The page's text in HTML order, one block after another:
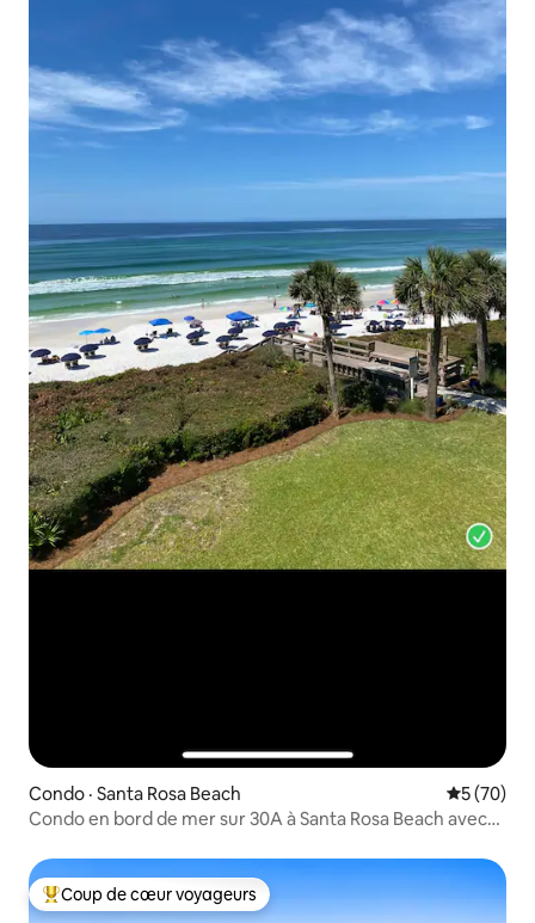
Condo · Santa Rosa Beach Note
5 (70)
Condo en bord de mer sur 30A à Santa Rosa Beach avec
Coup de cœur voyageurs parmi les plus aimés
Coup de cœur voyageurs